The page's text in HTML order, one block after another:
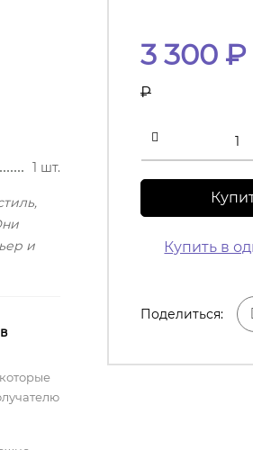
1 шт.
и
3 300₽
₽
Купить в
Поделиться: